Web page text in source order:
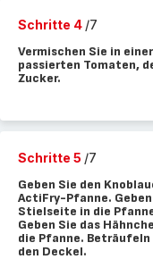
Schritte 4 /7
Vermischen Sie in
passierten Tomaten,
Zucker.
Schritte 5 /7
Geben Sie den
ActiFry-Pfanne.
Stielseite in die
Geben Sie das
die Pfanne. Beträufeln
den Deckel.